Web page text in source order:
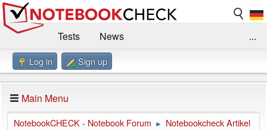
Tests
News
Benchmarks / Technik
Forum
Impressum
...
Log in Sign up
Main Menu
NotebookCHECK - Notebook Forum ► Notebookcheck Artikel